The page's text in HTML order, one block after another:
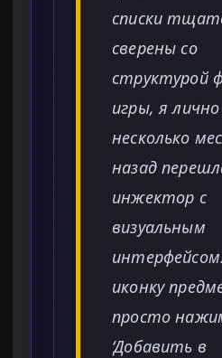
списки
сверены со
структурой
игры, я
несколько
назад
инжектор с
визуальным
иконку
просто
‘Добавить в